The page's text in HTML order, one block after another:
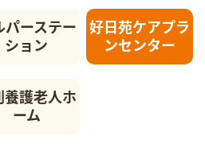
パーステー
ション
好日苑ケアプラ
ンセンター
養護老人ホ
ーム